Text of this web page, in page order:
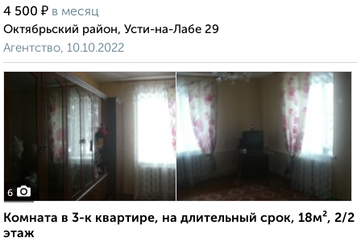
4 500 ₽ в месяц
Октябрьский район, Усти-на-Лабе 29
Агентство, 10.10.2022
6
Комната в 3-к квартире, на длительный срок, 18м², 2/2
этаж